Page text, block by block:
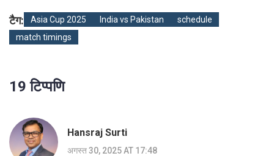
टैग: Asia Cup 2025 India vs Pakistan
schedule
match timings
19 टिप्पणि
Hansraj Surti
अगस्त 30, 2025 AT 17:48